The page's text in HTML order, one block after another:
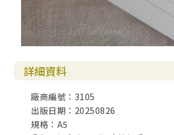
詳細資料
廠商編號：3105
出版日期：20250826
規格：A5